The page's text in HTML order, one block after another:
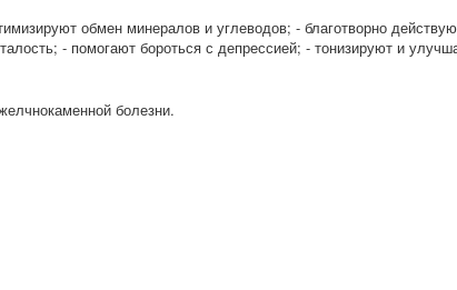
обмен минералов и углеводов; - благотворно
- помогают бороться с депрессией; - тонизируют и
болезни.